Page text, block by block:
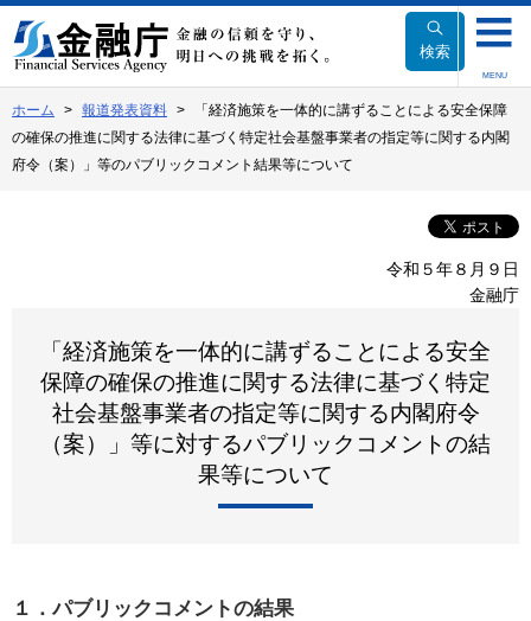
文
へ
動
検索
MENU
ホーム 報道発表資料
「経済施策を一体的に講ずることによる安全保障
の確保の推進に関する法律に基づく特定社会基盤事業者の指定等に関する内閣
府令（案）」等のパブリックコメント結果等について
令和５年８月９日
金融庁
「経済施策を一体的に講ずることによる安全
保障の確保の推進に関する法律に基づく特定
社会基盤事業者の指定等に関する内閣府令
（案）」等に対するパブリックコメントの結
果等について
１．パブリックコメントの結果